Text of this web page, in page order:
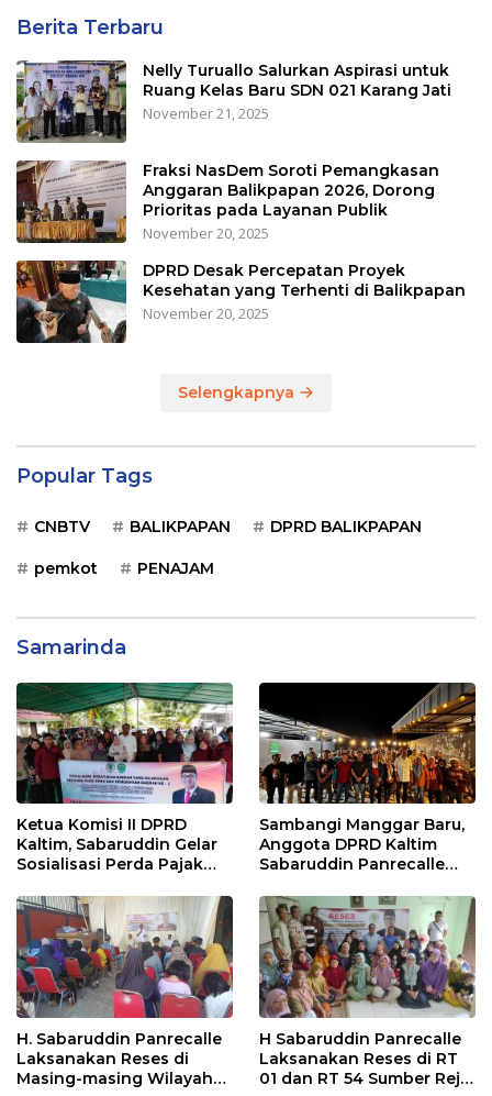
Berita Terbaru
Nelly Turuallo Salurkan Aspirasi untuk
Ruang Kelas Baru SDN 021 Karang Jati
November 21, 2025
Fraksi NasDem Soroti Pemangkasan
Anggaran Balikpapan 2026, Dorong
Prioritas pada Layanan Publik
November 20, 2025
DPRD Desak Percepatan Proyek
Kesehatan yang Terhenti di Balikpapan
November 20, 2025
Selengkapnya
Popular Tags
CNBTV BALIKPAPAN DPRD BALIKPAPAN
pemkot PENAJAM
Samarinda
Ketua Komisi II DPRD
Kaltim, Sabaruddin Gelar
Sosialisasi Perda Pajak
Sepinggan Raya
Balikpapan
Sambangi Manggar Baru,
Anggota DPRD Kaltim
Sabaruddin Panrecalle
Balikpapan
H. Sabaruddin Panrecalle
Laksanakan Reses di
Masing-masing Wilayah
H Sabaruddin Panrecalle
Laksanakan Reses di RT
01 dan RT 54 Sumber Rejo